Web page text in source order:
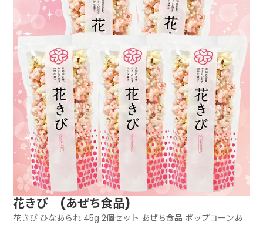
花きび (あぜち食品)
花きび ひなあられ 45g 2個セット あぜち食品 ポップコーンあ